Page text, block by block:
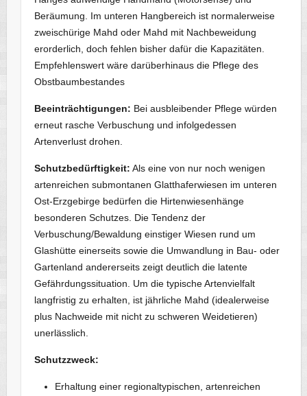
Beräumung. Im unteren Hangbereich ist normalerweise
zweischürige Mahd oder Mahd mit Nachbeweidung
erorderlich, doch fehlen bisher dafür die Kapazitäten.
Empfehlenswert wäre darüberhinaus die Pflege des
Obstbaumbestandes
Beeinträchtigungen: Bei ausbleibender Pflege würden
erneut rasche Verbuschung und infolgedessen
Artenverlust drohen.
Schutzbedürftigkeit: Als eine von nur noch wenigen
artenreichen submontanen Glatthaferwiesen im unteren
Ost-Erzgebirge bedürfen die Hirtenwiesenhänge
besonderen Schutzes. Die Tendenz der
Verbuschung/Bewaldung einstiger Wiesen rund um
Glashütte einerseits sowie die Umwandlung in Bau- oder
Gartenland andererseits zeigt deutlich die latente
Gefährdungssituation. Um die typische Artenvielfalt
langfristig zu erhalten, ist jährliche Mahd (idealerweise
plus Nachweide mit nicht zu schweren Weidetieren)
unerlässlich.
Schutzzweck:
Erhaltung einer regionaltypischen, artenreichen